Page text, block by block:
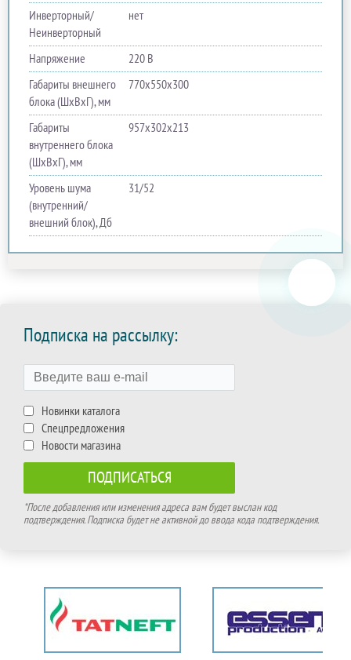
Инверторный/
Неинверторный
нет
Напряжение
220 В
Габариты внешнего
блока (ШхВхГ), мм
770х550х300
Габариты
внутреннего блока
(ШхВхГ), мм
957х302х213
Уровень шума
(внутренний/
внешний блок), Дб
31/52
Подписка на рассылку:
Новинки каталога
Спецпредложения
Новости магазина
*После добавления или изменения адреса вам будет выслан код
подтверждения. Подписка будет не активной до ввода кода подтверждения.